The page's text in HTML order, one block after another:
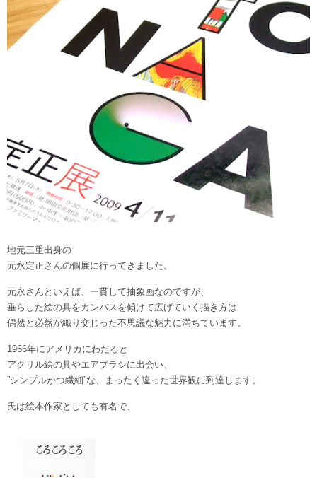
地元三重出身の
元永定正さんの個展に行ってきました。
元永さんといえば、一貫して抽象画なのですが、
垂らした絵の具をカンバスを傾けて広げていく描き方は
偶然と必然が織り交じった不思議な魅力に満ちています。
1966年にアメリカにわたると
アクリル絵の具やエアブラシに出会い、
”シンプルかつ繊細”な、まったく違った世界観に到達します。
氏は絵本作家としても有名で、